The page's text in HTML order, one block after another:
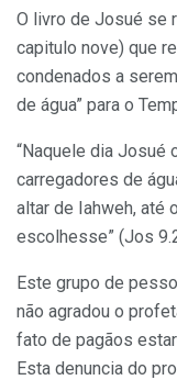
O livro de Josué se
capitulo nove) que
condenados a
de água” para o
“Naquele dia Josué
carregadores de
altar de Iahweh, até
escolhesse” (Jos
Este grupo de
não agradou o
fato de pagãos
Esta denuncia do